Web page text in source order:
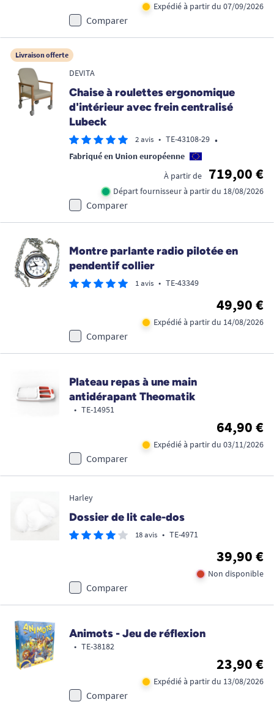
Expédié à partir du 07/09/2026
Comparer
Livraison offerte
DEVITA
Chaise à roulettes ergonomique
d'intérieur avec frein centralisé
Lubeck
2 avis • TE-43108-29 •
Fabriqué en Union européenne
À partir de
719,00 €
Départ fournisseur à partir du 18/08/2026
Comparer
Montre parlante radio pilotée en
pendentif collier
1 avis • TE-43349
49,90 €
Expédié à partir du 14/08/2026
Comparer
Plateau repas à une main
antidérapant Theomatik
• TE-14951
64,90 €
Expédié à partir du 03/11/2026
Comparer
Harley
Dossier de lit cale-dos
18 avis • TE-4971
39,90 €
Non disponible
Comparer
Animots - Jeu de réflexion
• TE-38182
23,90 €
Expédié à partir du 13/08/2026
Comparer